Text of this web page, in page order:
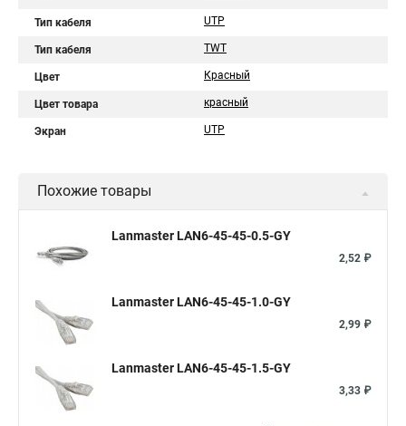
Тип кабеля UTP
Тип кабеля TWT
Цвет Красный
Цвет товара красный
Экран UTP
Похожие товары
Lanmaster LAN6-45-45-0.5-GY
2,52 ₽
Lanmaster LAN6-45-45-1.0-GY
2,99 ₽
Lanmaster LAN6-45-45-1.5-GY
3,33 ₽